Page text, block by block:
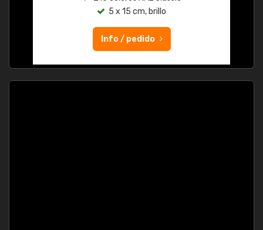
5 x 15 cm, brillo
Info / pedido